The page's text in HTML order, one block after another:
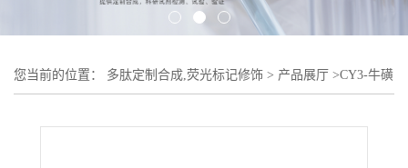
您当前的位置： 多肽定制合成,荧光标记修饰 > 产品展厅 >CY3-牛磺